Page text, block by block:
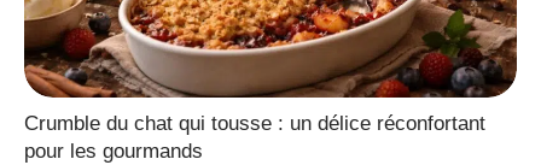
Crumble du chat qui tousse : un délice réconfortant
pour les gourmands